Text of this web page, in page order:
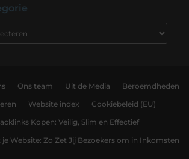
Ons team Uit de Media Beroemdheden
Website index Cookiebeleid (EU)
Kopen: Veilig, Slim en Effectief
je Website: Zo Zet Jij Bezoekers om in Inkomsten